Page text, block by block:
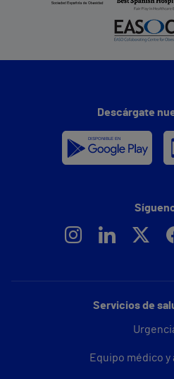
Servicios de
Equipo médico
Descárgate